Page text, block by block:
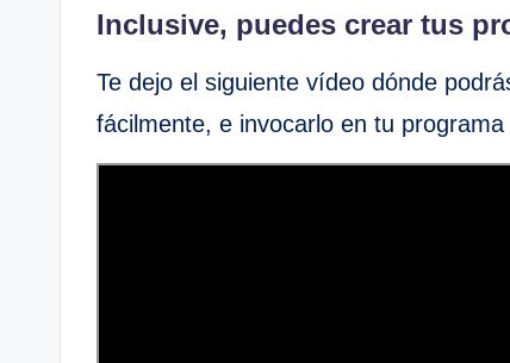
Inclusive, puedes crear tus
Te dejo el siguiente vídeo dónde
fácilmente, e invocarlo en tu programa